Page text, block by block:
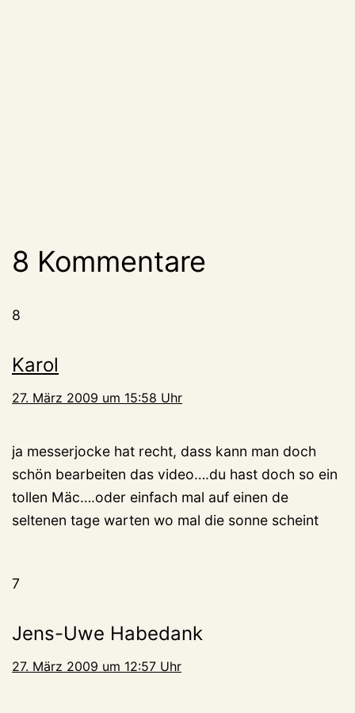
8 Kommentare
8
Karol
27. März 2009 um 15:58 Uhr
ja messerjocke hat recht, dass kann man doch
schön bearbeiten das video….du hast doch so ein
tollen Mäc….oder einfach mal auf einen de
seltenen tage warten wo mal die sonne scheint
7
Jens-Uwe Habedank
27. März 2009 um 12:57 Uhr